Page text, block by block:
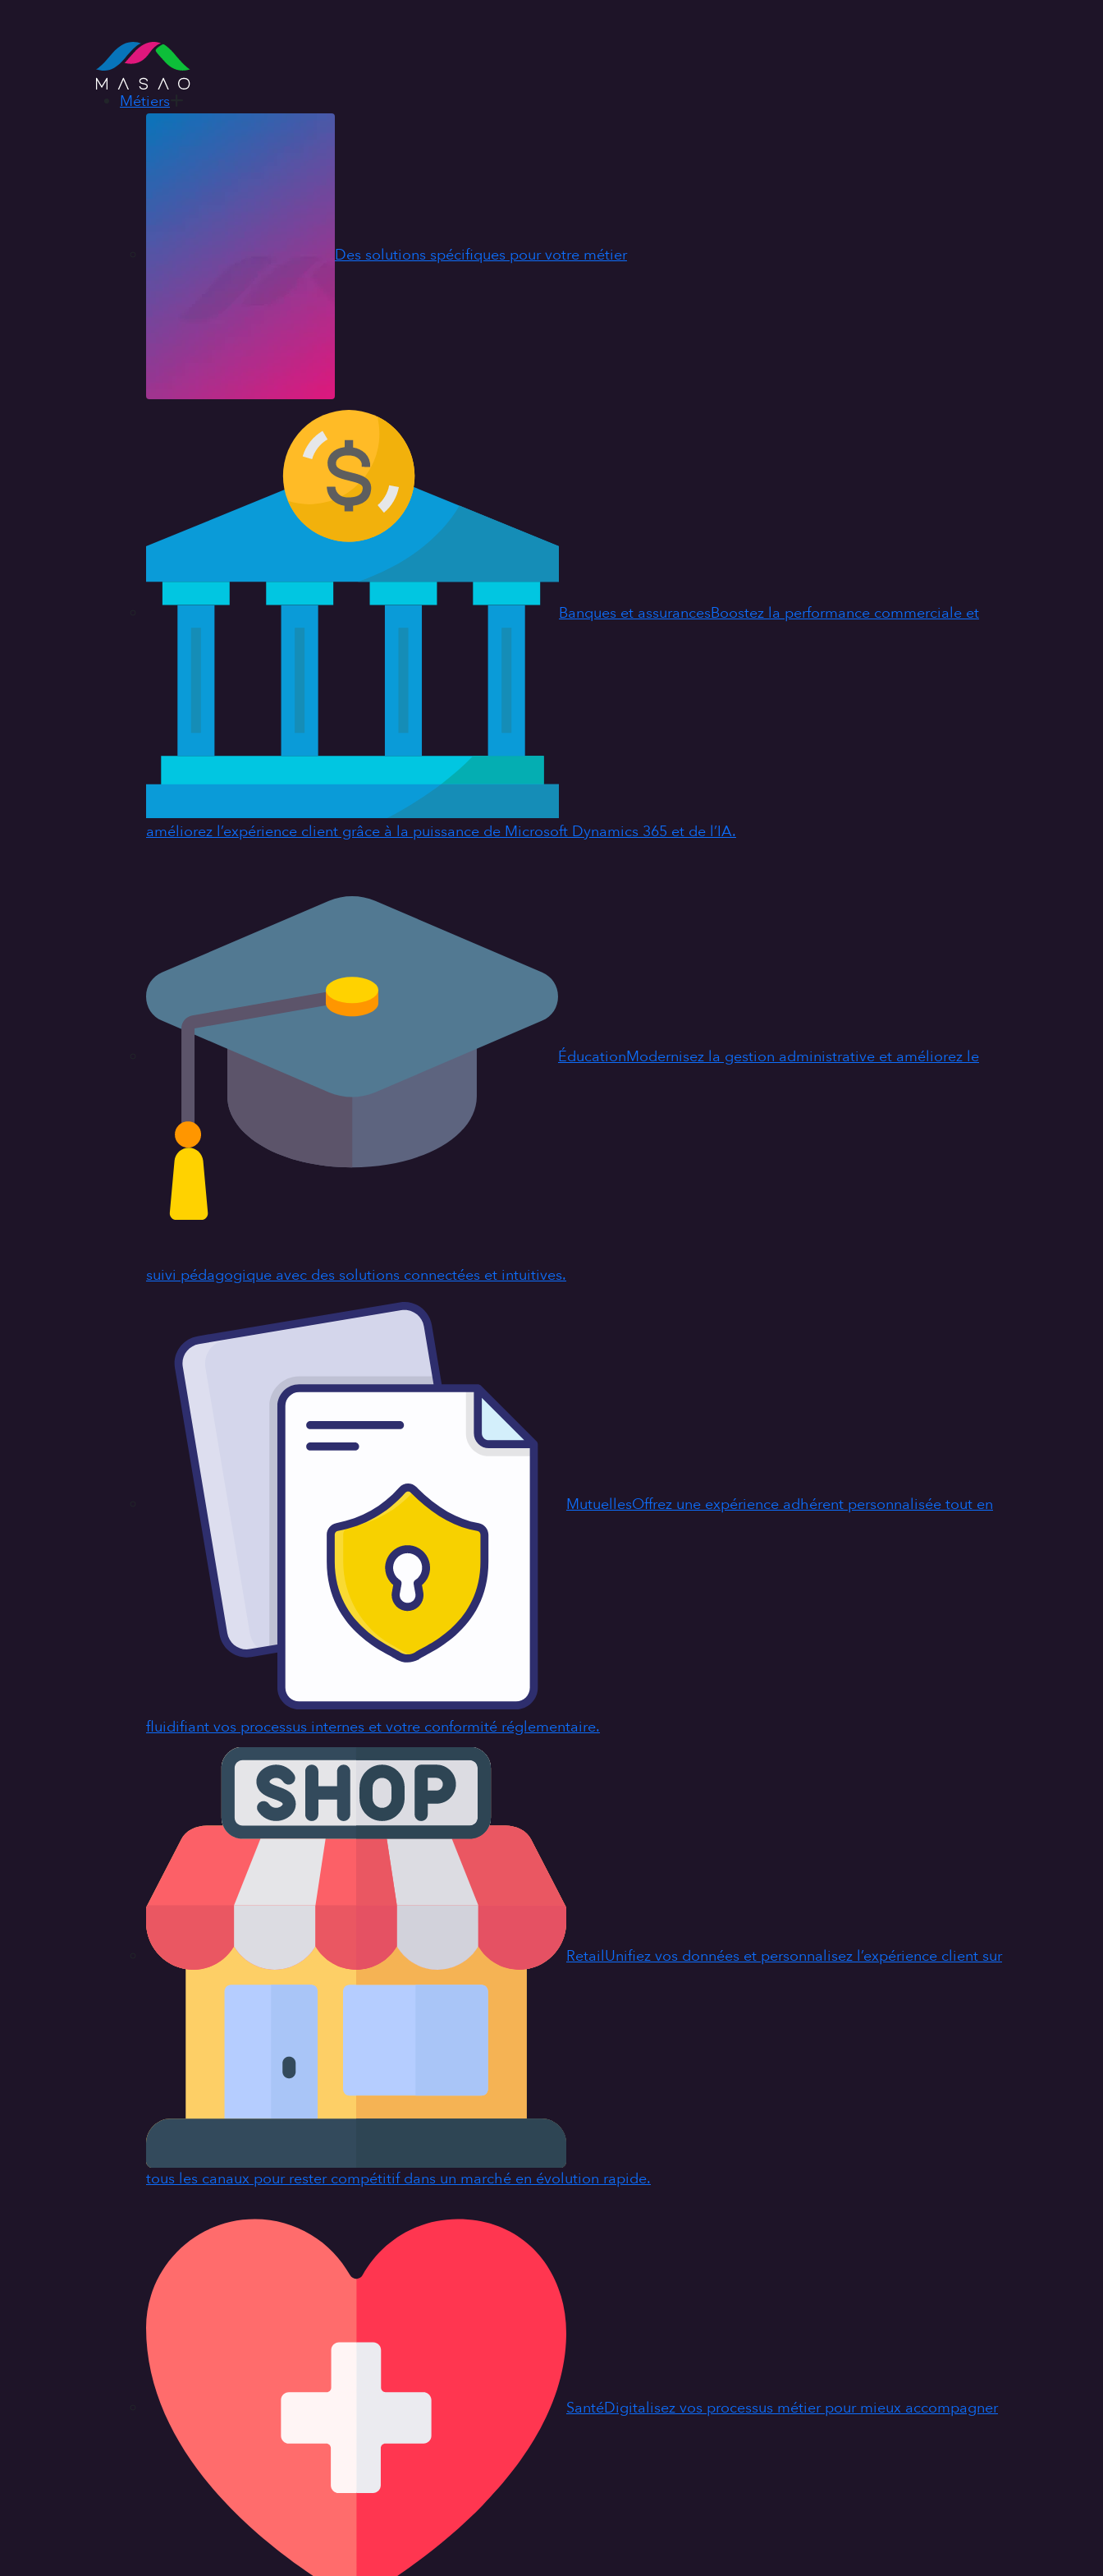
Métiers
Des solutions spécifiques pour votre métier
Banques et assurancesBoostez la performance commerciale et
améliorez l’expérience client grâce à la puissance de Microsoft Dynamics 365 et de l’IA.
ÉducationModernisez la gestion administrative et améliorez le
suivi pédagogique avec des solutions connectées et intuitives.
MutuellesOffrez une expérience adhérent personnalisée tout en
fluidifiant vos processus internes et votre conformité réglementaire.
RetailUnifiez vos données et personnalisez l’expérience client sur
tous les canaux pour rester compétitif dans un marché en évolution rapide.
SantéDigitalisez vos processus métier pour mieux accompagner